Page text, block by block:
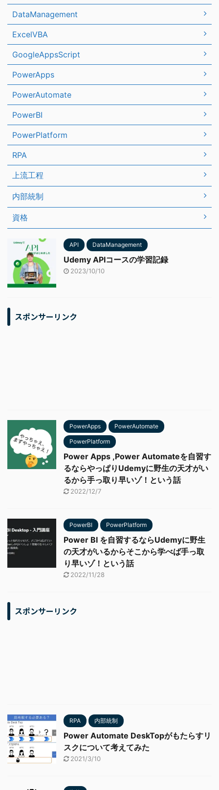
DataManagement
ExcelVBA
GoogleAppsScript
PowerApps
PowerAutomate
PowerBI
PowerPlatform
RPA
上流工程
内部統制
資格
API DataManagement
Udemy APIコースの学習記録
2023/10/10
スポンサーリンク
PowerApps PowerAutomate
PowerPlatform
Power Apps ,Power Automateを自習す
るならやっぱりUdemyに野生の天才がい
るから手っ取り早いゾ！という話
2022/12/7
PowerBI PowerPlatform
Power BI を自習するならUdemyに野生
の天才がいるからそこから学べば手っ取
り早いゾ！という話
2022/11/28
スポンサーリンク
RPA 内部統制
Power Automate DeskTopがもたらすリ
スクについて考えてみた
2021/3/10